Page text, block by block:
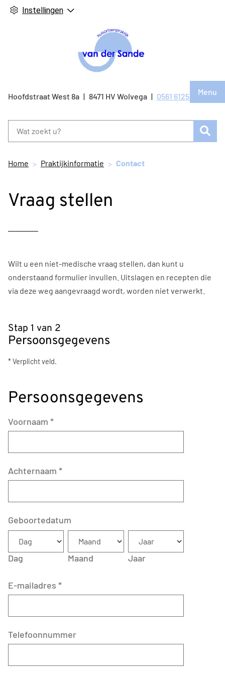
Instellingen
Menu
Hoofdstraat West8a 8471 HV Wolvega Tel:
0561 612514
Home Praktijkinformatie Contact
Vraag stellen
Wilt u een niet-medische vraag stellen, dan kunt u
onderstaand formulier invullen. Uitslagen en recepten die
via deze weg aangevraagd wordt, worden niet verwerkt.
Stap 1 van 2
Persoonsgegevens
* Verplicht veld.
Persoonsgegevens
Voornaam *
Achternaam *
Geboortedatum
Dag Maand Jaar
E-mailadres *
Telefoonnummer